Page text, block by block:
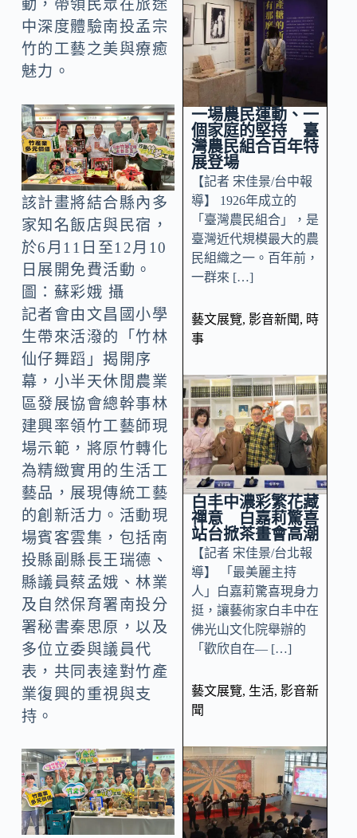
動，帶領民眾在旅途
中深度體驗南投孟宗
竹的工藝之美與療癒
魅力。
該計畫將結合縣內多
家知名飯店與民宿，
於6月11日至12月10
日展開免費活動。
圖：蘇彩娥 攝
記者會由文昌國小學
生帶來活潑的「竹林
仙仔舞蹈」揭開序
幕，小半天休閒農業
區發展協會總幹事林
建興率領竹工藝師現
場示範，將原竹轉化
為精緻實用的生活工
藝品，展現傳統工藝
的創新活力。活動現
場賓客雲集，包括南
投縣副縣長王瑞德、
縣議員蔡孟娥、林業
及自然保育署南投分
署秘書秦思原，以及
多位立委與議員代
表，共同表達對竹產
業復興的重視與支
持。
一場農民運動、一
個家庭的堅持 臺
灣農民組合百年特
展登場
【記者 宋佳景/台中報
導】 1926年成立的
「臺灣農民組合」，是
臺灣近代規模最大的農
民組織之一。百年前，
一群來 […]
藝文展覽, 影音新聞, 時
事
白丰中濃彩繁花藏
禪意 白嘉莉驚喜
站台掀茶畫會高潮
【記者 宋佳景/台北報
導】 「最美麗主持
人」白嘉莉驚喜現身力
挺，讓藝術家白丰中在
佛光山文化院舉辦的
「歡欣自在— […]
藝文展覽, 生活, 影音新
聞